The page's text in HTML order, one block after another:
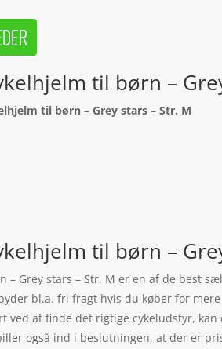
til børn –
til børn – Grey stars – Str. M
til børn –
– Grey stars – Str. M er en af de best
bl.a. fri fragt hvis du køber for
at finde det rigtige cykeludstyr,
også ind i beslutningen, at der er